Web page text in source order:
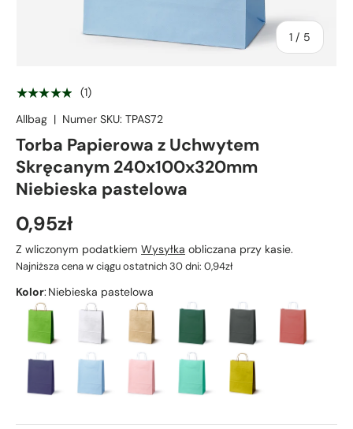
1 / z5
★★★★★
(1)
Allbag | Numer SKU: TPAS72
Torba Papierowa z Uchwytem
Skręcanym 240x100x320mm
Niebieska pastelowa
0,95zł
Z wliczonym podatkiem Wysyłka obliczana przy kasie.
Najniższa cena w ciągu ostatnich 30 dni: 0,94zł
Kolor: Niebieska pastelowa